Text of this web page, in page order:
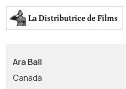
La Distributricede Films
Ara Ball
Canada